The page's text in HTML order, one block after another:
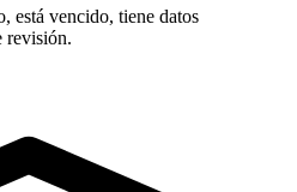
está vencido, tiene datos
revisión.